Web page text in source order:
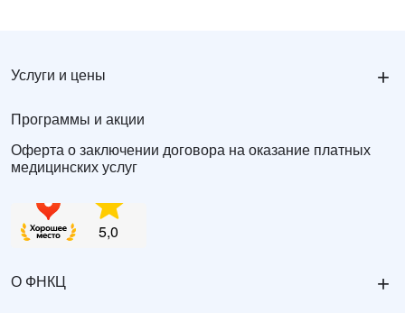
Услуги и цены +
Программы и акции
Оферта о заключении договора на оказание платных
медицинских услуг
О ФНКЦ +